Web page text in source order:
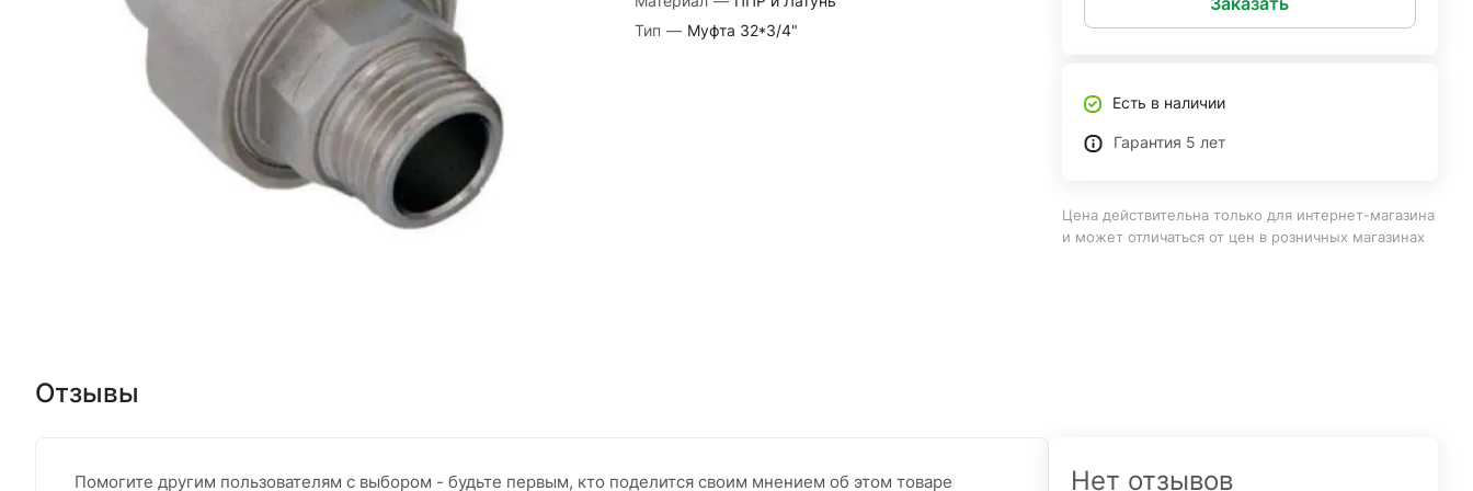
Тип — Муфта 32*3/4"
Есть в наличии
Гарантия 5 лет
Цена действительна только для интернет-магазина
и может отличаться от цен в розничных магазинах
Отзывы
Помогите другим пользователям с выбором - будьте первым, кто поделится своим мнением об этом товаре Нет отзывов